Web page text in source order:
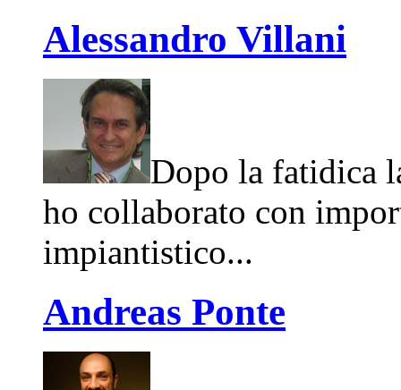
Alessandro Villani
Dopo la fatidica
ho collaborato con
impiantistico...
Andreas Ponte